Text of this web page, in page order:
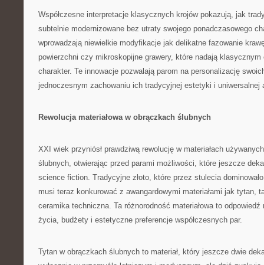
Współczesne interpretacje klasycznych krojów pokazują, jak
subtelnie modernizowane bez utraty swojego ponadczasowego
wprowadzają niewielkie modyfikacje jak delikatne fazowanie
powierzchni czy mikroskopijne grawery, które nadają
charakter. Te innowacje pozwalają parom na personalizację
jednoczesnym zachowaniu ich tradycyjnej estetyki i uniwersalnej
Rewolucja materiałowa w obrączkach ślubnych
XXI wiek przyniósł prawdziwą rewolucję w materiałach
ślubnych, otwierając przed parami możliwości, które jeszcze
science fiction. Tradycyjne złoto, które przez stulecia
musi teraz konkurować z awangardowymi materiałami jak tytan,
ceramika techniczna. Ta różnorodność materiałowa to
życia, budżety i estetyczne preferencje współczesnych par.
Tytan w obrączkach ślubnych to materiał, który jeszcze dwie